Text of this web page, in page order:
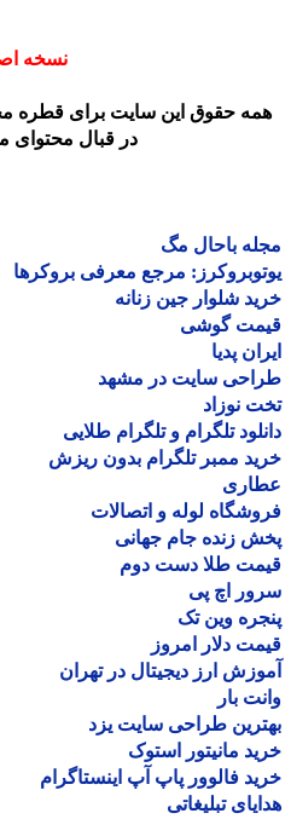
نسخه اصلی
حقوق این سایت برای قطره
در قبال محتوای
باحال مگ
مرجع معرفی بروکرها
شلوار جین زنانه
گوشی
پدیا
سایت در مشهد
نوزاد
تلگرام و تلگرام طلایی
ممبر تلگرام بدون ریزش
لوله و اتصالات
زنده جام جهانی
طلا دست دوم
اچ پی
وین تک
دلار امروز
ارز دیجیتال در تهران
بار
طراحی سایت یزد
مانیتور استوک
فالوور پاپ آپ اینستاگرام
تبلیغاتی